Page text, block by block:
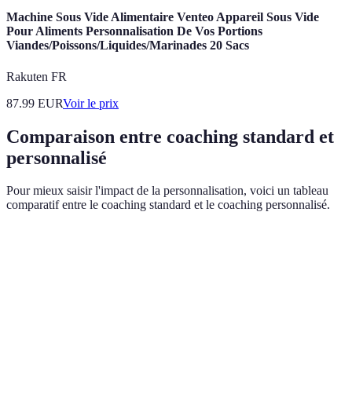
Machine Sous Vide Alimentaire Venteo Appareil Sous Vide
Pour Aliments Personnalisation De Vos Portions
Viandes/Poissons/Liquides/Marinades 20 Sacs
Rakuten FR
87.99 EURVoir le prix
Comparaison entre coaching standard et
personnalisé
Pour mieux saisir l'impact de la personnalisation, voici un tableau
comparatif entre le coaching standard et le coaching personnalisé.